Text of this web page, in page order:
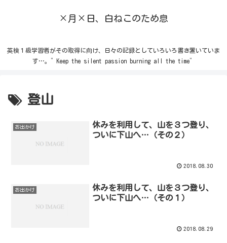
×月×日、白ねこのため息
英検１級学習者がその取得に向け、日々の記録としていろいろ書き置いていま
す…。”Keep the silent passion burning all the time”
登山
お出かけ
休みを利用して、山を３つ登り、
ついに下山へ…（その２）
2018.08.30
お出かけ
休みを利用して、山を３つ登り、
ついに下山へ…（その１）
2018.08.29